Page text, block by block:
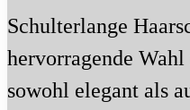
Schulterlange
hervorragende
sowohl elegant als